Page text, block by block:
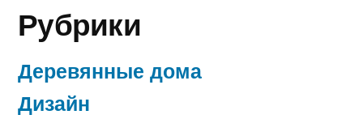
Рубрики
Деревянные дома
Дизайн